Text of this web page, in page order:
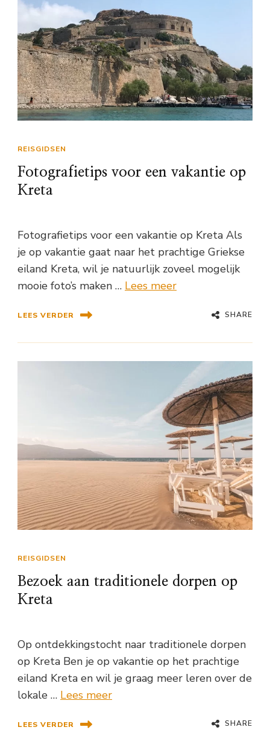
REISGIDSEN
Fotografietips voor een vakantie op
Kreta
Fotografietips voor een vakantie op Kreta Als
je op vakantie gaat naar het prachtige Griekse
eiland Kreta, wil je natuurlijk zoveel mogelijk
mooie foto’s maken … Lees meer
LEES VERDER SHARE
REISGIDSEN
Bezoek aan traditionele dorpen op
Kreta
Op ontdekkingstocht naar traditionele dorpen
op Kreta Ben je op vakantie op het prachtige
eiland Kreta en wil je graag meer leren over de
lokale … Lees meer
LEES VERDER SHARE